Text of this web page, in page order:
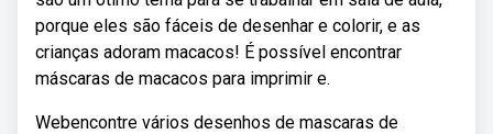
porque eles são fáceis de desenhar e colorir, e as
crianças adoram macacos! É possível encontrar
máscaras de macacos para imprimir e.
Webencontre vários desenhos de mascaras de